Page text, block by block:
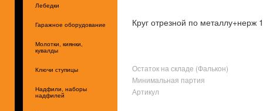
Лебедки
Гаражное оборудование
Молотки, киянки,
кувалды
Ключи ступицы
Надфили, наборы
надфилей
Круг отрезной по металлу+нерж
Остаток на складе (Фалькон)
Минимальная партия
Артикул